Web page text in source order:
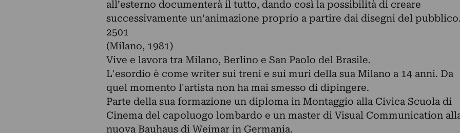
all’esterno documenterà il tutto, dando così la possibilità di creare
successivamente un’animazione proprio a partire dai disegni del
2501
(Milano, 1981)
Vive e lavora tra Milano, Berlino e San Paolo del Brasile.
L'esordio è come writer sui treni e sui muri della sua Milano a 14 anni. Da
quel momento l'artista non ha mai smesso di dipingere.
Parte della sua formazione un diploma in Montaggio alla Civica Scuola di
Cinema del capoluogo lombardo e un master di Visual Communication
nuova Bauhaus di Weimar in Germania.